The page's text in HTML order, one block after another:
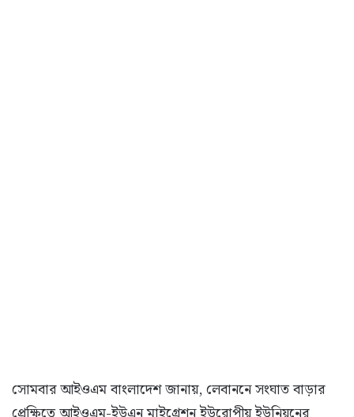
সোমবার আইওএম বাংলাদেশ জানায়, লেবাননে সংঘাত বাড়ার